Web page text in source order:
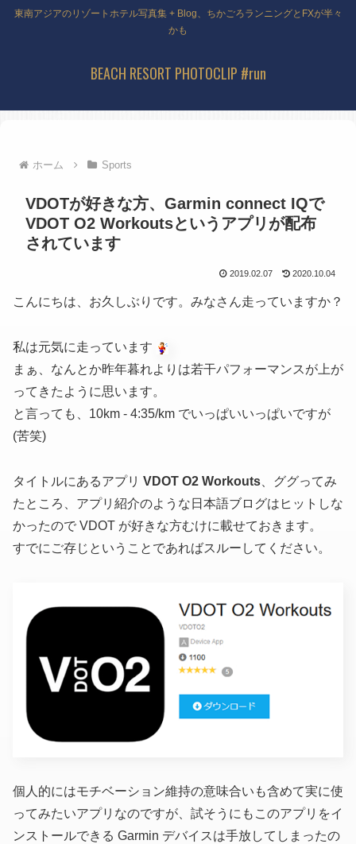
東南アジアのリゾートホテル写真集 + Blog、ちかごろランニングとFXが半々
かも
BEACH RESORT PHOTOCLIP #run
ホーム Sports
VDOTが好きな方、Garmin connect IQで
VDOT O2 Workoutsというアプリが配布
されています
2019.02.07 2020.10.04
こんにちは、お久しぶりです。みなさん走っていますか？
私は元気に走っています
まぁ、なんとか昨年暮れよりは若干パフォーマンスが上が
ってきたように思います。
と言っても、10km - 4:35/km でいっぱいいっぱいですが
(苦笑)
タイトルにあるアプリ VDOT O2 Workouts 、ググってみ
たところ、アプリ紹介のような日本語ブログはヒットしな
かったので VDOT が好きな方むけに載せておきます。
すでにご存じということであればスルーしてください。
個人的にはモチベーション維持の意味合いも含めて実に使
ってみたいアプリなのですが、試そうにもこのアプリをイ
ンストールできる Garmin デバイスは手放してしまったの